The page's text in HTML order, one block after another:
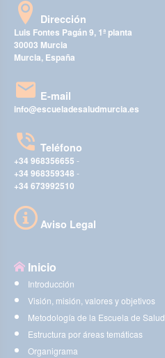
Dirección
Luis Fontes Pagán 9, 1ª planta
30003 Murcia
Murcia, España
E-mail
info@escueladesaludmurcia.es
Teléfono
+34 968356655 -
+34 968359348 -
+34 673992510
Aviso Legal
Inicio
Introducción
Visión, misión, valores y objetivos
Metodología de la Escuela de Salud
Estructura por áreas temáticas
Organigrama